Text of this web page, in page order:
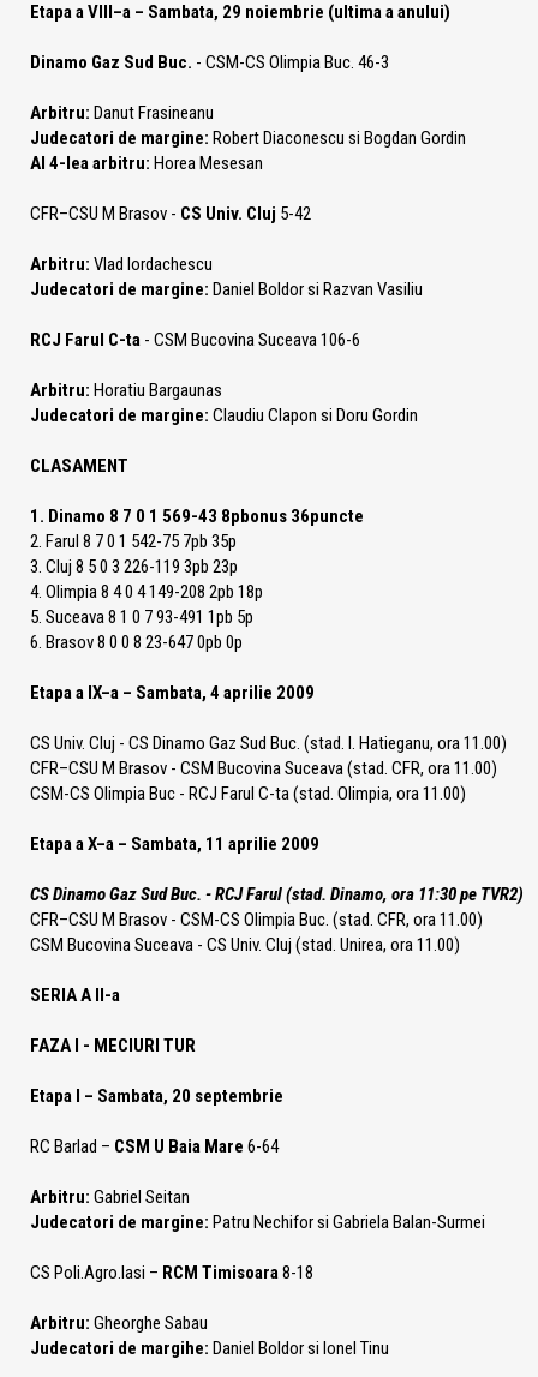
Etapa a VIII–a – Sambata, 29 noiembrie (ultima a anului)
Dinamo Gaz Sud Buc. - CSM-CS Olimpia Buc. 46-3
Arbitru: Danut Frasineanu
Judecatori de margine: Robert Diaconescu si Bogdan Gordin
Al 4-lea arbitru: Horea Mesesan
CFR–CSU M Brasov - CS Univ. Cluj 5-42
Arbitru: Vlad Iordachescu
Judecatori de margine: Daniel Boldor si Razvan Vasiliu
RCJ Farul C-ta - CSM Bucovina Suceava 106-6
Arbitru: Horatiu Bargaunas
Judecatori de margine: Claudiu Clapon si Doru Gordin
CLASAMENT
1. Dinamo 8 7 0 1 569-43 8pbonus 36puncte
2. Farul 8 7 0 1 542-75 7pb 35p
3. Cluj 8 5 0 3 226-119 3pb 23p
4. Olimpia 8 4 0 4 149-208 2pb 18p
5. Suceava 8 1 0 7 93-491 1pb 5p
6. Brasov 8 0 0 8 23-647 0pb 0p
Etapa a IX–a – Sambata, 4 aprilie 2009
CS Univ. Cluj - CS Dinamo Gaz Sud Buc. (stad. I. Hatieganu, ora 11.00)
CFR–CSU M Brasov - CSM Bucovina Suceava (stad. CFR, ora 11.00)
CSM-CS Olimpia Buc - RCJ Farul C-ta (stad. Olimpia, ora 11.00)
Etapa a X–a – Sambata, 11 aprilie 2009
CS Dinamo Gaz Sud Buc. - RCJ Farul (stad. Dinamo, ora 11:30 pe TVR2)
CFR–CSU M Brasov - CSM-CS Olimpia Buc. (stad. CFR, ora 11.00)
CSM Bucovina Suceava - CS Univ. Cluj (stad. Unirea, ora 11.00)
SERIA A II-a
FAZA I - MECIURI TUR
Etapa I – Sambata, 20 septembrie
RC Barlad – CSM U Baia Mare 6-64
Arbitru: Gabriel Seitan
Judecatori de margine: Patru Nechifor si Gabriela Balan-Surmei
CS Poli.Agro.Iasi – RCM Timisoara8-18
Arbitru: Gheorghe Sabau
Judecatori de margihe: Daniel Boldor si Ionel Tinu